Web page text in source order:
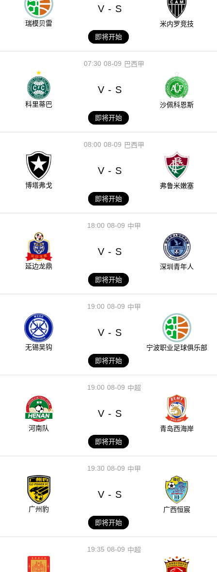
瑞模贝雷
V - S
米内罗竞技
即将开始
08-09
07:30 巴西甲
科里蒂巴
V - S
沙佩科恩斯
即将开始
08-09
08:00 巴西甲
博塔弗戈
V - S
弗鲁米嫩塞
即将开始
08-09
18:00 中甲
延边龙鼎
V - S
深圳青年人
即将开始
08-09
19:00 中甲
无锡吴钩
V - S
宁波职业足球俱乐部
即将开始
08-09
19:00 中超
河南队
V - S
青岛西海岸
即将开始
08-09
19:30 中甲
广州豹
V - S
广西恒宸
即将开始
08-09
19:35 中超